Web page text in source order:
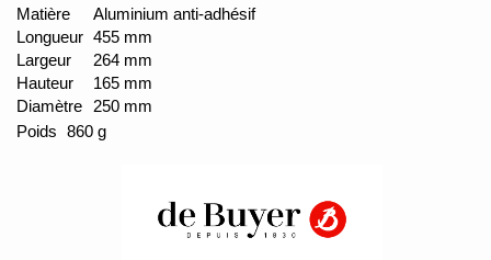
Matière
Aluminium anti-adhésif
Longueur 455 mm
Largeur
264 mm
Hauteur
165 mm
Diamètre
250 mm
Poids 860 g